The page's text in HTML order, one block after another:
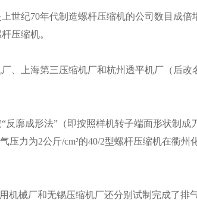
世纪70年代制造螺杆压缩机的公司数目成
压缩机。
厂、上海第三压缩机厂和杭州透平机厂（后
“反廓成形法”（即按照样机转子端面形状制
压力为2公斤/cm²的40/2型螺杆压缩机在衢
机械厂和无锡压缩机厂还分别试制完成了排